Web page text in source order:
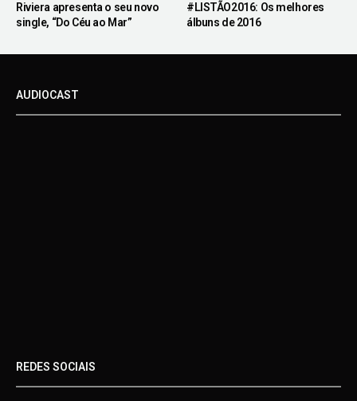
Riviera apresenta o seu novo
single, “Do Céu ao Mar”
#LISTÃO2016: Os melhores
álbuns de 2016
AUDIOCAST
REDES SOCIAIS